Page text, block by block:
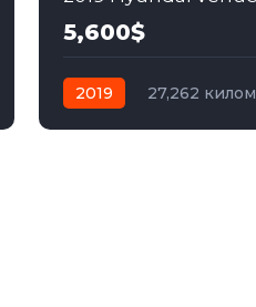
5,600$
2019
27,262